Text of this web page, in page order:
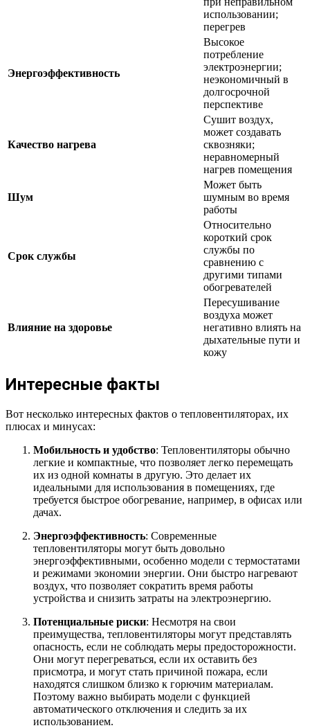
использовании;
перегрев
Энергоэффективность
Высокое
потребление
электроэнергии;
неэкономичный в
долгосрочной
перспективе
Качество нагрева
Сушит воздух,
может создавать
сквозняки;
неравномерный
нагрев помещения
Шум
Может быть
шумным во время
работы
Срок службы
Относительно
короткий срок
службы по
сравнению с
другими типами
обогревателей
Влияние на здоровье
Пересушивание
воздуха может
негативно влиять на
дыхательные пути и
кожу
Интересные факты
Вот несколько интересных фактов о тепловентиляторах, их
плюсах и минусах:
Мобильность и удобство: Тепловентиляторы обычно
легкие и компактные, что позволяет легко перемещать
их из одной комнаты в другую. Это делает их
идеальными для использования в помещениях, где
требуется быстрое обогревание, например, в офисах или
дачах.
Энергоэффективность: Современные
тепловентиляторы могут быть довольно
энергоэффективными, особенно модели с термостатами
и режимами экономии энергии. Они быстро нагревают
воздух, что позволяет сократить время работы
устройства и снизить затраты на электроэнергию.
Потенциальные риски: Несмотря на свои
преимущества, тепловентиляторы могут представлять
опасность, если не соблюдать меры предосторожности.
Они могут перегреваться, если их оставить без
присмотра, и могут стать причиной пожара, если
находятся слишком близко к горючим материалам.
Поэтому важно выбирать модели с функцией
автоматического отключения и следить за их
использованием.